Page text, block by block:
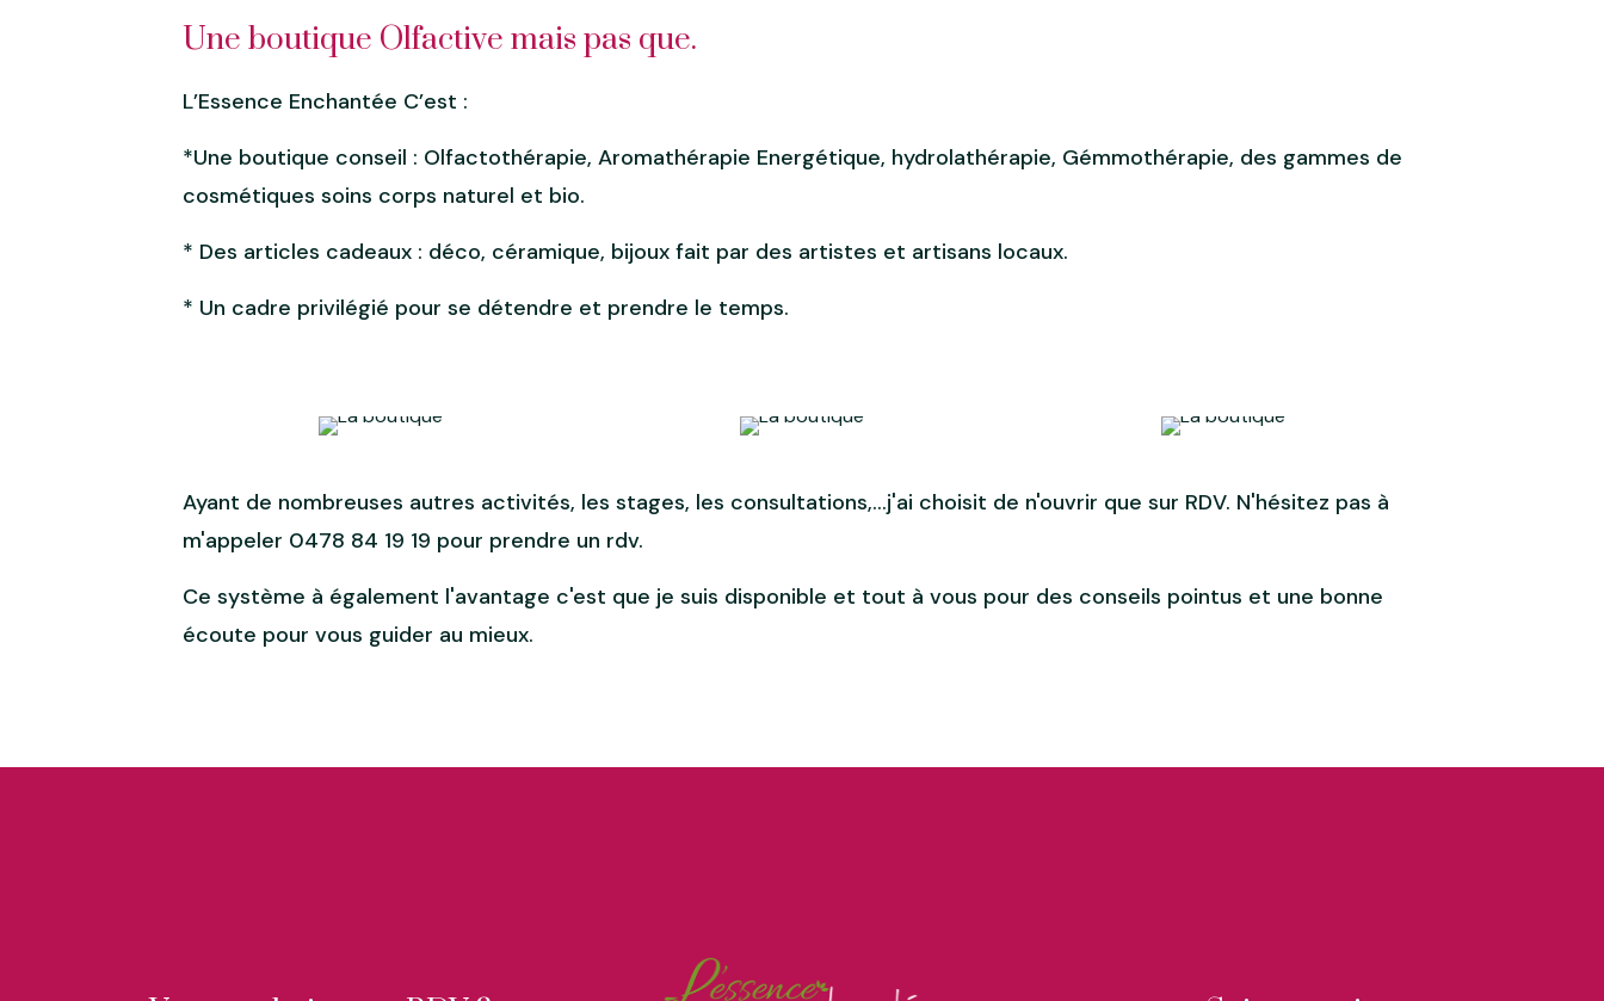
Une boutique Olfactive mais pas que.
L’Essence Enchantée C’est :
*Une boutique conseil : Olfactothérapie, Aromathérapie Energétique, hydrolathérapie, Gémmothérapie, des gammes de
cosmétiques soins corps naturel et bio.
* Des articles cadeaux : déco, céramique, bijoux fait par des artistes et artisans locaux.
* Un cadre privilégié pour se détendre et prendre le temps.
Ayant de nombreuses autres activités, les stages, les consultations,...j'ai choisit de n'ouvrir que sur RDV. N'hésitez pas à
m'appeler 0478 84 19 19 pour prendre un rdv.
Ce système à également l'avantage c'est que je suis disponible et tout à vous pour des conseils pointus et une bonne
écoute pour vous guider au mieux.